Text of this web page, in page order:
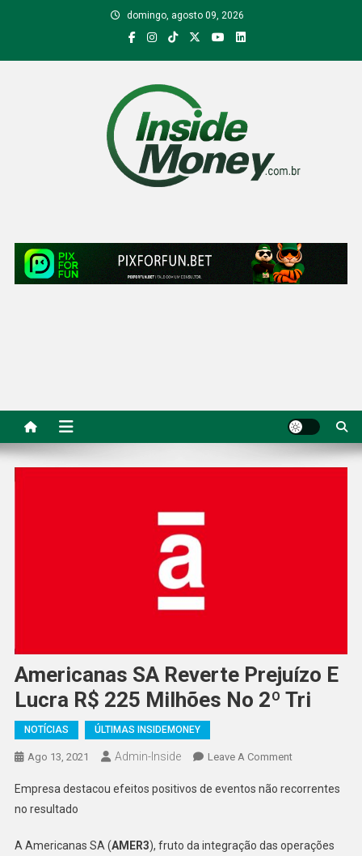
domingo, agosto 09, 2026
Inside Money
Americanas SA Reverte Prejuízo E
Lucra R$ 225 Milhões No 2º Tri
NOTÍCIAS ÚLTIMAS INSIDEMONEY
Ago 13, 2021 Admin-Inside Leave A CommentOn
SA
E
Empresa destacou efeitos positivos de eventos não recorrentes
no resultado
A Americanas SA (AMER3), fruto da integração das operações